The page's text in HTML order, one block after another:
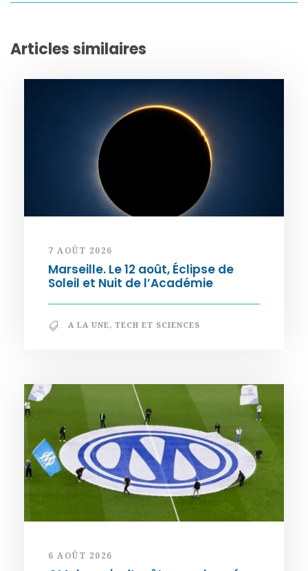
Articles similaires
7 AOÛT 2026
Marseille. Le 12 août, Éclipse de
Soleil et Nuit de l’Académie
A LA UNE, TECH ET SCIENCES
6 AOÛT 2026